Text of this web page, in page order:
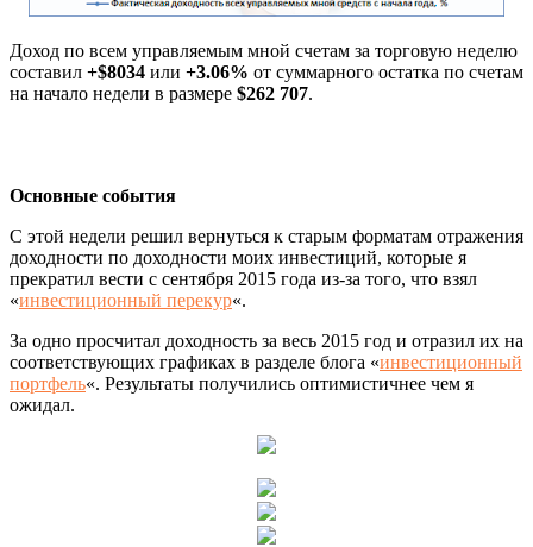
Доход по всем управляемым мной счетам за торговую неделю
составил +$8034 или +3.06% от суммарного остатка по счетам
на начало недели в размере $262 707.
Основные события
С этой недели решил вернуться к старым форматам отражения
доходности по доходности моих инвестиций, которые я
прекратил вести с сентября 2015 года из-за того, что взял
«инвестиционный перекур«.
За одно просчитал доходность за весь 2015 год и отразил их на
соответствующих графиках в разделе блога «инвестиционный
портфель«. Результаты получились оптимистичнее чем я
ожидал.